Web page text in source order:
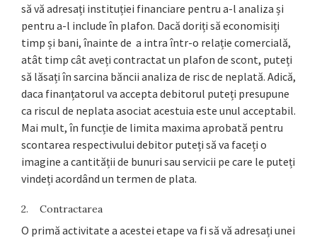
să vă adresați instituției financiare pentru a-l analiza și
pentru a-l include în plafon. Dacă doriți să economisiți
timp și bani, înainte de a intra într-o relație comercială,
atât timp cât aveți contractat un plafon de scont, puteți
să lăsați în sarcina băncii analiza de risc de neplată. Adică,
daca finanțatorul va accepta debitorul puteți presupune
ca riscul de neplata asociat acestuia este unul acceptabil.
Mai mult, în funcție de limita maxima aprobată pentru
scontarea respectivului debitor puteți să va faceți o
imagine a cantității de bunuri sau servicii pe care le puteți
vindeți acordând un termen de plata.
2. Contractarea
O primă activitate a acestei etape va fi să vă adresați unei